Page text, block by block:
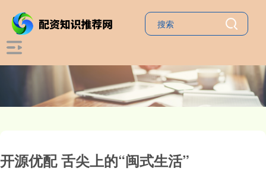
开源优配 舌尖上的“闽式生活”